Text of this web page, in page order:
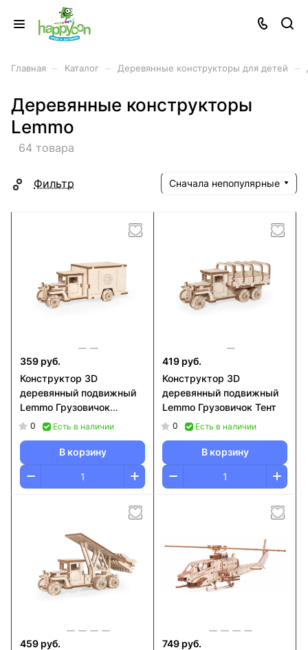
Главная Каталог Деревянные конструкторы для детей
Деревянные конструкторы
Lemmo
64 товара
Фильтр Сначала непопулярные
359 руб.
Конструктор 3D
деревянный подвижный
Lemmo Грузовичок
Медицинский
0 Есть в наличии
В корзину
419 руб.
Конструктор 3D
деревянный подвижный
Lemmo Грузовичок Тент
0 Есть в наличии
В корзину
459 руб.
749 руб.